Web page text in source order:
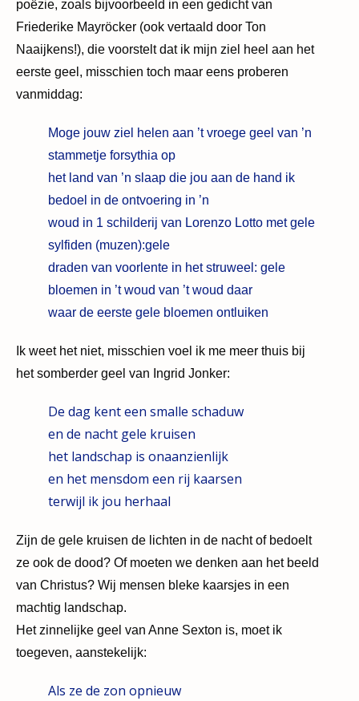
poëzie, zoals bijvoorbeeld in een gedicht van
Friederike Mayröcker (ook vertaald door Ton
Naaijkens!), die voorstelt dat ik mijn ziel heel aan het
eerste geel, misschien toch maar eens proberen
vanmiddag:
Moge jouw ziel helen aan ’t vroege geel van ’n
stammetje forsythia op
het land van ’n slaap die jou aan de hand ik
bedoel in de ontvoering in ’n
woud in 1 schilderij van Lorenzo Lotto met gele
sylfiden (muzen):gele
draden van voorlente in het struweel: gele
bloemen in ’t woud van ’t woud daar
waar de eerste gele bloemen ontluiken
Ik weet het niet, misschien voel ik me meer thuis bij
het somberder geel van Ingrid Jonker:
De dag kent een smalle schaduw
en de nacht gele kruisen
het landschap is onaanzienlijk
en het mensdom een rij kaarsen
terwijl ik jou herhaal
Zijn de gele kruisen de lichten in de nacht of bedoelt
ze ook de dood? Of moeten we denken aan het beeld
van Christus? Wij mensen bleke kaarsjes in een
machtig landschap.
Het zinnelijke geel van Anne Sexton is, moet ik
toegeven, aanstekelijk:
Als ze de zon opnieuw